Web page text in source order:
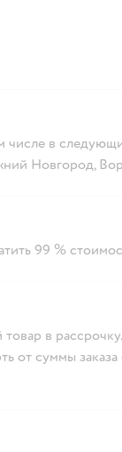
числе в
Новгород,
99 %
в
суммы заказа